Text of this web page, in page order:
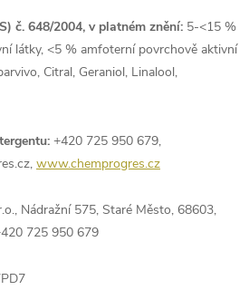
č. 648/2004, v platném znění: 5-<15 %
látky, <5 % amfoterní povrchově aktivní
Citral, Geraniol, Linalool,
+420 725 950 679,
www.chemprogres.cz
Nádražní 575, Staré Město, 68603,
725 950 679